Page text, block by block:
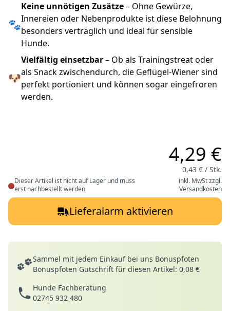
🐾
Keine unnötigen Zusätze– Ohne Gewürze,
Innereien oder Nebenprodukte ist diese Belohnung
besonders verträglich und ideal für sensible
Hunde.
🐶
Vielfältig einsetzbar– Ob als Trainingstreat oder
als Snack zwischendurch, die Geflügel-Wiener sind
perfekt portioniert und können sogar eingefroren
werden.
Dieser Artikel ist nicht auf Lager und muss
erst nachbestellt werden
4,29 €
0,43 € / Stk.
inkl. MwSt zzgl.
Versandkosten
Lieferalarm aktivieren
Deine Vorteile
Sammel mit jedem Einkauf bei uns Bonuspfoten
Bonuspfoten Gutschrift für diesen Artikel: 0,08 €
Hunde Fachberatung
02745 932 480